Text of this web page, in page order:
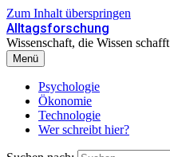
Zum Inhalt überspringen
Alltagsforschung
Wissenschaft, die Wissen schafft
Menü
Psychologie
Ökonomie
Technologie
Wer schreibt hier?